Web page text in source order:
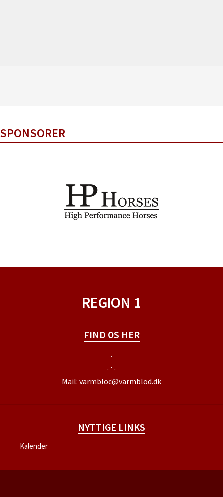
SPONSORER
REGION 1
FIND OS HER
.
. - .
Mail: varmblod@varmblod.dk
NYTTIGE LINKS
Kalender